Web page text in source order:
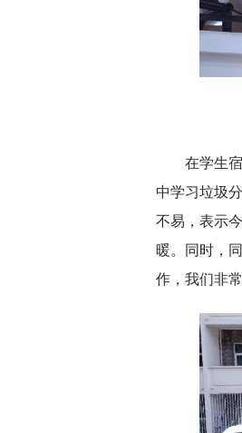
在学生
中学习垃圾
不易，表示
暖。同时，
作，我们非